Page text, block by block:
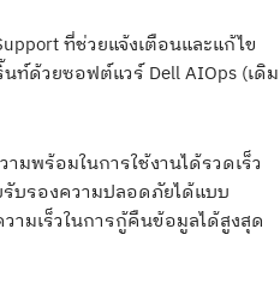
ที่ช่วยแจ้งเตือนและแก้ไข
ด้วยซอฟต์แวร์ Dell AIOps (เดิม
มพร้อมในการใช้งานได้รวดเร็ว
รับรองความปลอดภัยได้แบบ
ามเร็วในการกู้คืนข้อมูลได้สูงสุด